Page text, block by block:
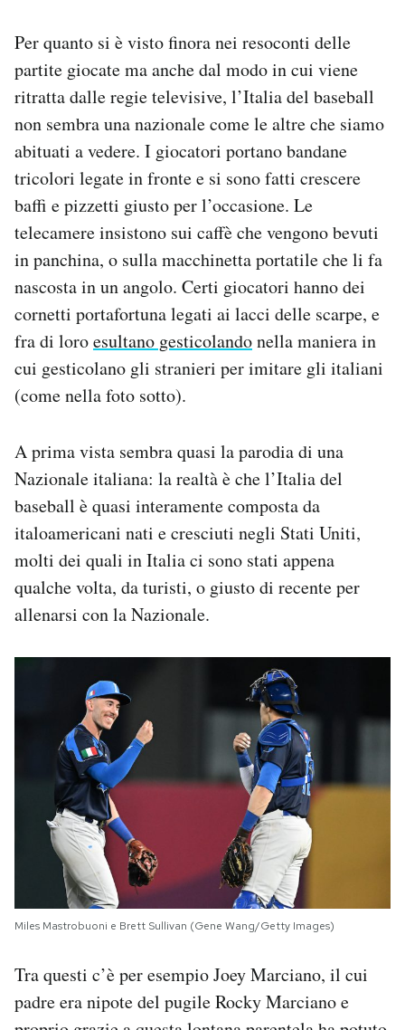
Per quanto si è visto finora nei resoconti delle
partite giocate ma anche dal modo in cui viene
ritratta dalle regie televisive, l’Italia del baseball
non sembra una nazionale come le altre che siamo
abituati a vedere. I giocatori portano bandane
tricolori legate in fronte e si sono fatti crescere
baffi e pizzetti giusto per l’occasione. Le
telecamere insistono sui caffè che vengono bevuti
in panchina, o sulla macchinetta portatile che li fa
nascosta in un angolo. Certi giocatori hanno dei
cornetti portafortuna legati ai lacci delle scarpe, e
fra di loroesultano gesticolandonella maniera in
cui gesticolano gli stranieri per imitare gli italiani
(come nella foto sotto).
A prima vista sembra quasi la parodia di una
Nazionale italiana: la realtà è che l’Italia del
baseball è quasi interamente composta da
italoamericani nati e cresciuti negli Stati Uniti,
molti dei quali in Italia ci sono stati appena
qualche volta, da turisti, o giusto di recente per
allenarsi con la Nazionale.
Miles Mastrobuoni e Brett Sullivan (Gene Wang/Getty Images)
Tra questi c’è per esempio Joey Marciano, il cui
padre era nipote del pugile Rocky Marciano e